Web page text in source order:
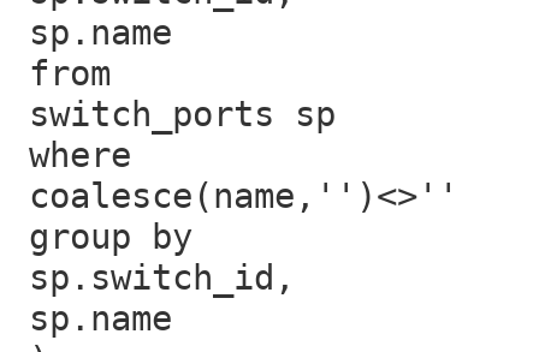
sp.name
from
switch_ports sp
where
coalesce(name,'')<>''
group by
sp.switch_id,
sp.name